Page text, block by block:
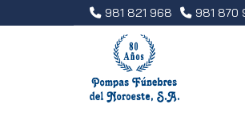
981 821 968 981 870